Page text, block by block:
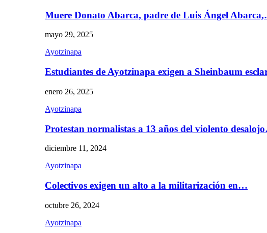
Muere Donato Abarca, padre de Luis Ángel
mayo 29, 2025
Ayotzinapa
Estudiantes de Ayotzinapa exigen a Sheinbaum
enero 26, 2025
Ayotzinapa
Protestan normalistas a 13 años del violento
diciembre 11, 2024
Ayotzinapa
Colectivos exigen un alto a la militarización en…
octubre 26, 2024
Ayotzinapa